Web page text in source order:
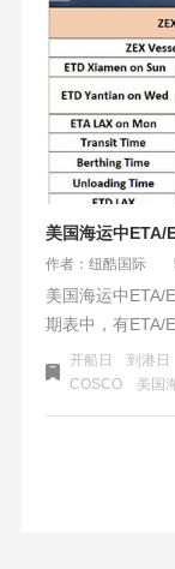
美国海运中ETA/
作者：纽酷国际
美国海运中ETA/
期表中，有ETA/
Estimated Time
ETD是
开船日 到港日
COSCO
美国